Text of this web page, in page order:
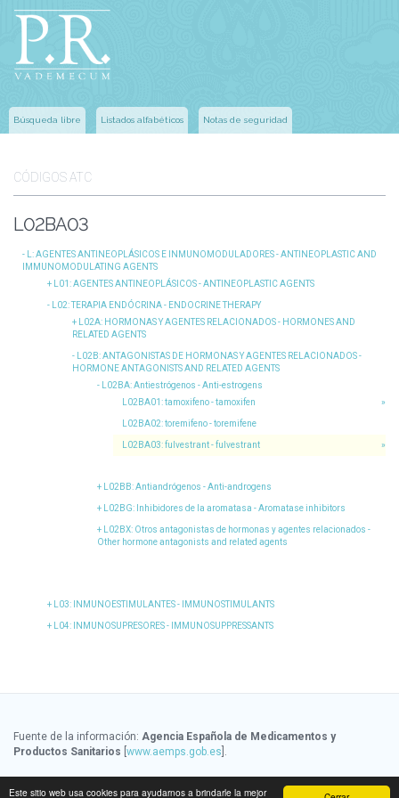
Este sitio web usa cookies para ayudarnos a brindarle la mejor
Búsqueda libre Listados alfabéticos Notas de seguridad
CÓDIGOS ATC
L02BA03
: AGENTES ANTINEOPLÁSICOS E INMUNOMODULADORES - ANTINEOPLASTIC AND
IMMUNOMODULATING AGENTS
L01 : AGENTES ANTINEOPLÁSICOS - ANTINEOPLASTIC AGENTS
L02: TERAPIA ENDÓCRINA - ENDOCRINE THERAPY
L02A: HORMONAS Y AGENTES RELACIONADOS - HORMONES AND
RELATED AGENTS
L02B: ANTAGONISTAS DE HORMONAS Y AGENTES RELACIONADOS -
HORMONE ANTAGONISTS AND RELATED AGENTS
L02BA: Antiestrógenos - Anti-estrogens
L02BA01 : tamoxifeno - tamoxifen »
L02BA02: toremifeno - toremifene
L02BA03: fulvestrant - fulvestrant »
L02BB: Antiandrógenos - Anti-androgens
L02BG: Inhibidores de la aromatasa - Aromatase inhibitors
L02BX: Otros antagonistas de hormonas y agentes relacionados -
Other hormone antagonists and related agents
L03: INMUNOESTIMULANTES - IMMUNOSTIMULANTS
L04: INMUNOSUPRESORES - IMMUNOSUPPRESSANTS
Fuente de la información: Agencia Española de Medicamentos y
Productos Sanitarios www.aemps.gob.es ].
Ministerio de Sanidad, Servicios